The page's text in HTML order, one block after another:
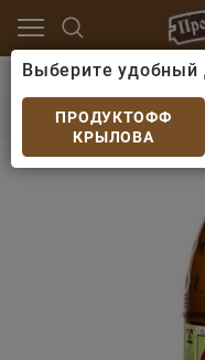
Лимонады и
Напиток
Выберите удобный
ПРОДУКТОФФ
КРЫЛОВА